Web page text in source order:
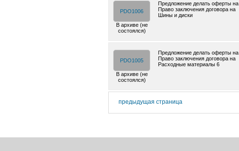
PDO1006
В архиве (не
состоялся)
Предложение делать оферты на
Право заключения договора на
Шины и диски
PDO1005
В архиве (не
состоялся)
Предложение делать оферты на
Право заключения договора на
Расходные материалы 6
предыдущая страница